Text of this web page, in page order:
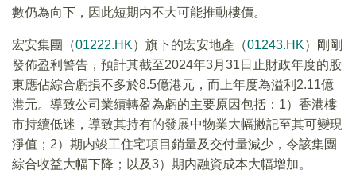
數仍為向下，因此短期内不大可能推動樓價。
宏安集團（01222.HK）旗下的宏安地產（01243.HK）剛剛
發佈盈利警告，預計其截至2024年3月31日止財政年度的股
東應佔綜合虧損不多於8.5億港元，而上年度為溢利2.11億
港元。導致公司業績轉盈為虧的主要原因包括：1）香港樓
市持續低迷，導致其持有的發展中物業大幅撇記至其可變現
淨值；2）期内竣工住宅項目銷量及交付量減少，令該集團
綜合收益大幅下降；以及3）期内融資成本大幅增加。